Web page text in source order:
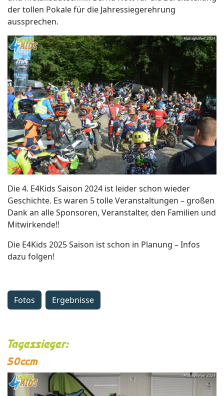
der tollen Pokale für die Jahressiegerehrung
aussprechen.
Die 4. E4Kids Saison 2024 ist leider schon wieder
Geschichte. Es waren 5 tolle Veranstaltungen – großen
Dank an alle Sponsoren, Veranstalter, den Familien und
Mitwirkende!!
Die E4Kids 2025 Saison ist schon in Planung – Infos
dazu folgen!
Fotos Ergebnisse
Tagessieger:
50ccm